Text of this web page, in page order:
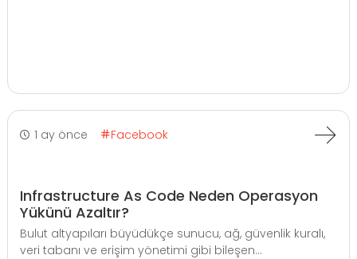
1 ay önce Facebook
Infrastructure As Code Neden Operasyon
Yükünü Azaltır?
Bulut altyapıları büyüdükçe sunucu, ağ, güvenlik kuralı,
veri tabanı ve erişim yönetimi gibi bileşen...